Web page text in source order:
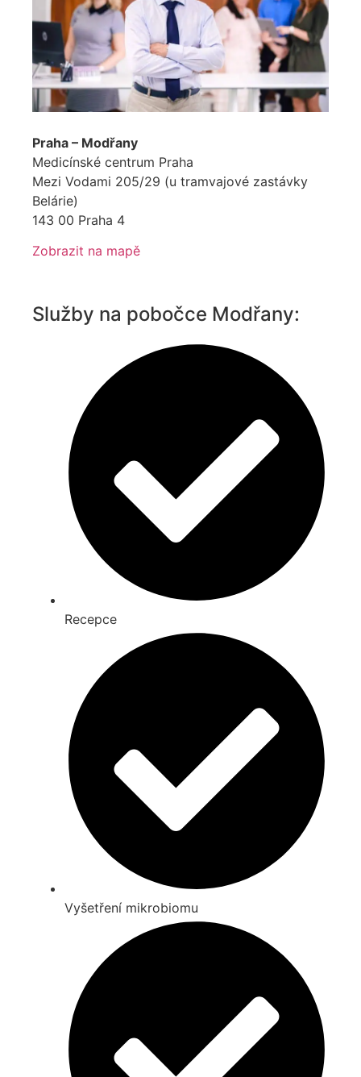
Praha – Modřany
Medicínské centrum Praha
Mezi Vodami 205/29 (u tramvajové zastávky
Belárie)
143 00 Praha 4
Zobrazit na mapě
Služby na pobočce Modřany:
Recepce
Vyšetření mikrobiomu